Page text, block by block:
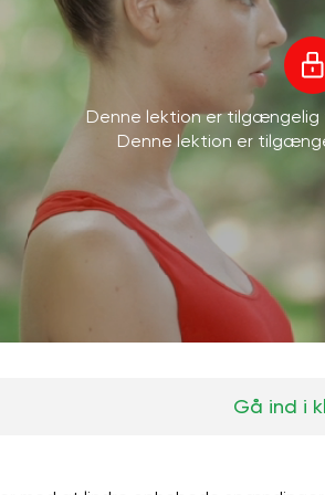
Denne lektion er tilgængelig
Denne lektion er
Gå ind i